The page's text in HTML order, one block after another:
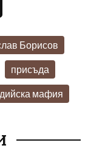
Борисов
присъда
мафия